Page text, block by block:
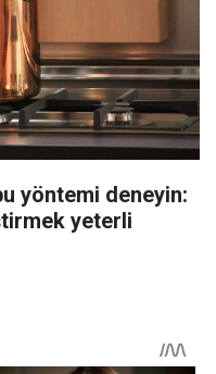
yöntemi deneyin:
yeterli